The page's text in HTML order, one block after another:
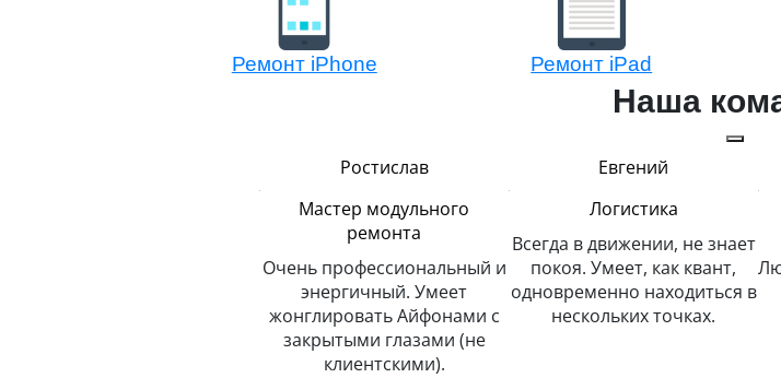
Ремонт iPhone Ремонт iPad
Наша
Ростислав
Мастер модульного
ремонта
Очень профессиональный и
энергичный. Умеет
жонглировать Айфонами с
закрытыми глазами (не
клиентскими).
Евгений
Логистика
Всегда в движении, не знает
покоя. Умеет, как квант,
одновременно находиться в
нескольких точках.